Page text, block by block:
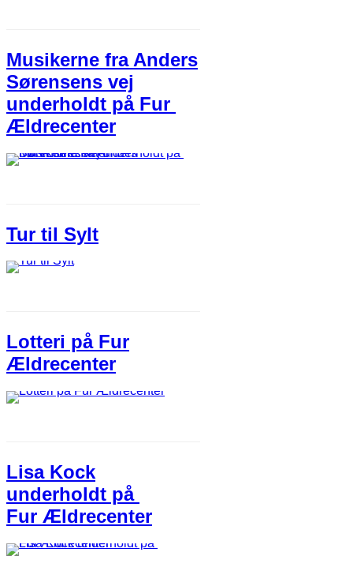
Musikerne fra Anders
Sørensens vej
underholdt på ​Fur ​
Ældrecenter
Tur til Sylt​
​Lotteri på Fur
Ældrecenter​
Lisa Kock
underholdt​ på ​
Fur Ældrecenter